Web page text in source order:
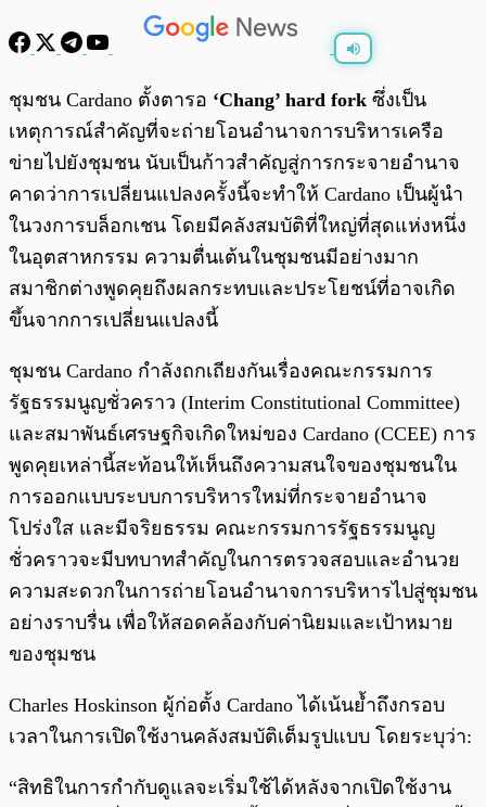
0:00 /
ชุมชน Cardano ตั้งตารอ ‘Chang’ hard fork ซึ่งเป็น
เหตุการณ์สำคัญที่จะถ่ายโอนอำนาจการบริหารเครือ
ข่ายไปยังชุมชน นับเป็นก้าวสำคัญสู่การกระจายอำนาจ
คาดว่าการเปลี่ยนแปลงครั้งนี้จะทำให้ Cardano เป็นผู้นำ
ในวงการบล็อกเชน โดยมีคลังสมบัติที่ใหญ่ที่สุดแห่งหนึ่ง
ในอุตสาหกรรม ความตื่นเต้นในชุมชนมีอย่างมาก
สมาชิกต่างพูดคุยถึงผลกระทบและประโยชน์ที่อาจเกิด
ขึ้นจากการเปลี่ยนแปลงนี้
ชุมชน Cardano กำลังถกเถียงกันเรื่องคณะกรรมการ
รัฐธรรมนูญชั่วคราว (Interim Constitutional Committee)
และสมาพันธ์เศรษฐกิจเกิดใหม่ของ Cardano (CCEE) การ
พูดคุยเหล่านี้สะท้อนให้เห็นถึงความสนใจของชุมชนใน
การออกแบบระบบการบริหารใหม่ที่กระจายอำนาจ
โปร่งใส และมีจริยธรรม คณะกรรมการรัฐธรรมนูญ
ชั่วคราวจะมีบทบาทสำคัญในการตรวจสอบและอำนวย
ความสะดวกในการถ่ายโอนอำนาจการบริหารไปสู่ชุมชน
อย่างราบรื่น เพื่อให้สอดคล้องกับค่านิยมและเป้าหมาย
ของชุมชน
Charles Hoskinson ผู้ก่อตั้ง Cardano ได้เน้นย้ำถึงกรอบ
เวลาในการเปิดใช้งานคลังสมบัติเต็มรูปแบบ โดยระบุว่า:
“สิทธิในการกำกับดูแลจะเริ่มใช้ได้หลังจากเปิดใช้งาน